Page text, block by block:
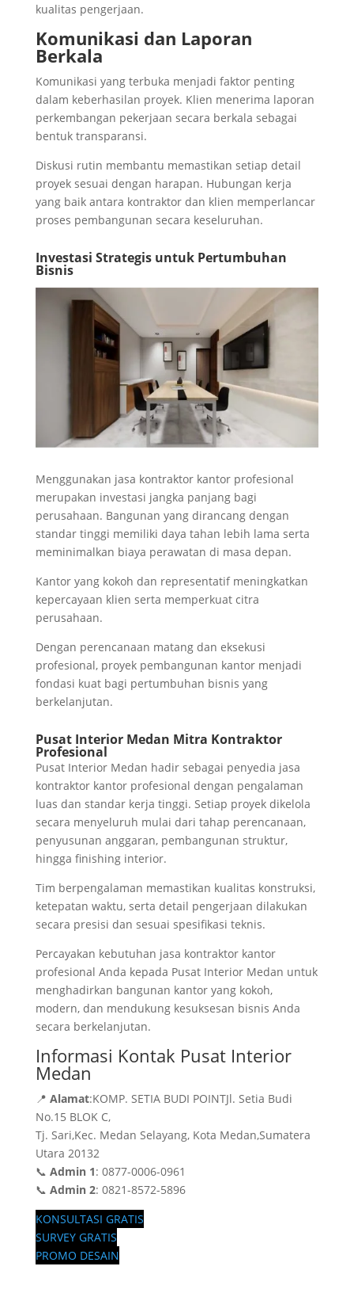
kualitas pengerjaan.
Komunikasi dan Laporan
Berkala
Komunikasi yang terbuka menjadi faktor penting
dalam keberhasilan proyek. Klien menerima laporan
perkembangan pekerjaan secara berkala sebagai
bentuk transparansi.
Diskusi rutin membantu memastikan setiap detail
proyek sesuai dengan harapan. Hubungan kerja
yang baik antara kontraktor dan klien memperlancar
proses pembangunan secara keseluruhan.
Investasi Strategis untuk Pertumbuhan
Bisnis
Menggunakan jasa kontraktor kantor profesional
merupakan investasi jangka panjang bagi
perusahaan. Bangunan yang dirancang dengan
standar tinggi memiliki daya tahan lebih lama serta
meminimalkan biaya perawatan di masa depan.
Kantor yang kokoh dan representatif meningkatkan
kepercayaan klien serta memperkuat citra
perusahaan.
Dengan perencanaan matang dan eksekusi
profesional, proyek pembangunan kantor menjadi
fondasi kuat bagi pertumbuhan bisnis yang
berkelanjutan.
Pusat Interior Medan Mitra Kontraktor
Profesional
Pusat Interior Medan hadir sebagai penyedia jasa
kontraktor kantor profesional dengan pengalaman
luas dan standar kerja tinggi. Setiap proyek dikelola
secara menyeluruh mulai dari tahap perencanaan,
penyusunan anggaran, pembangunan struktur,
hingga finishing interior.
Tim berpengalaman memastikan kualitas konstruksi,
ketepatan waktu, serta detail pengerjaan dilakukan
secara presisi dan sesuai spesifikasi teknis.
Percayakan kebutuhan jasa kontraktor kantor
profesional Anda kepada Pusat Interior Medan untuk
menghadirkan bangunan kantor yang kokoh,
modern, dan mendukung kesuksesan bisnis Anda
secara berkelanjutan.
Informasi Kontak Pusat Interior
Medan
📍 Alamat:KOMP. SETIA BUDI POINTJl. Setia Budi
No.15 BLOK C,
Tj. Sari,Kec. Medan Selayang, Kota Medan,Sumatera
Utara 20132
📞 Admin 1: 0877-0006-0961
📞 Admin 2: 0821-8572-5896
KONSULTASI GRATIS
SURVEY GRATIS
PROMO DESAIN